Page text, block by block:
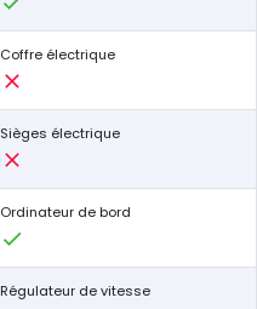
Coffre électrique
Sièges électrique
Ordinateur de bord
Régulateur de vitesse